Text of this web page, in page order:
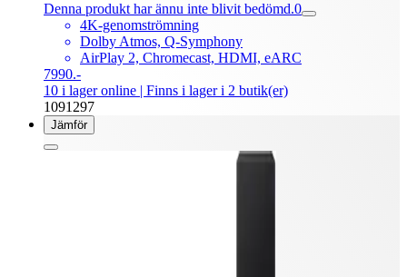
Denna produkt har ännu inte blivit bedömd.0
4K-genomströmning
Dolby Atmos, Q-Symphony
AirPlay 2, Chromecast, HDMI, eARC
7990.-
10 i lager online | Finns i lager i 2 butik(er)
1091297
Jämför